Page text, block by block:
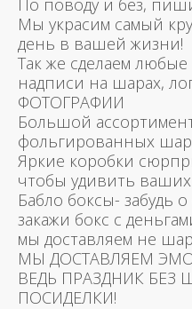
По поводу и без,
Мы украсим самый
день в вашей жизни!
Так же сделаем
надписи на шарах,
ФОТОГРАФИИ
Большой
фольгированных
Яркие коробки
чтобы удивить
Бабло боксы- забудь
закажи бокс с
мы доставляем не
МЫ ДОСТАВЛЯЕМ
ВЕДЬ ПРАЗДНИК БЕЗ
ПОСИДЕЛКИ!